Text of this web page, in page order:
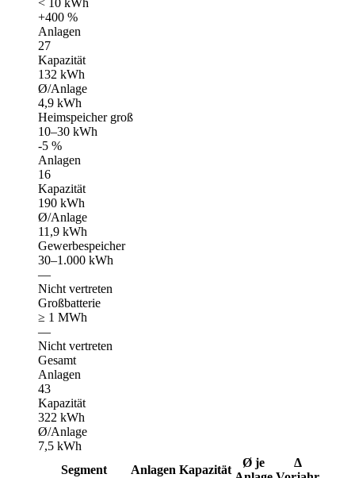
+400 %
Anlagen
27
Kapazität
132 kWh
Ø/Anlage
4,9 kWh
Heimspeicher groß
10–30 kWh
-5 %
Anlagen
16
Kapazität
190 kWh
Ø/Anlage
11,9 kWh
Gewerbespeicher
30–1.000 kWh
—
Nicht vertreten
Großbatterie
≥ 1 MWh
—
Nicht vertreten
Gesamt
Anlagen
43
Kapazität
322 kWh
Ø/Anlage
7,5 kWh
Segment
Anlagen Kapazität
Ø je
Δ